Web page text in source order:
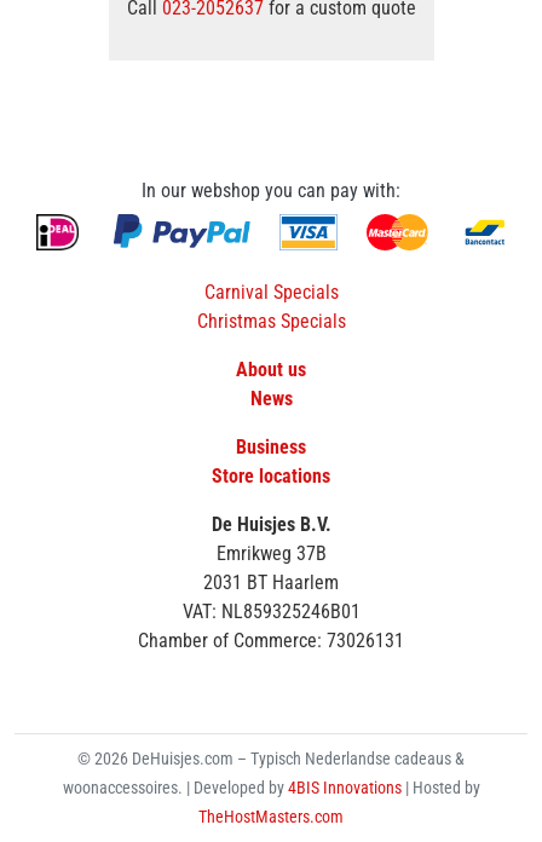
Call 023-2052637for a custom quote
In our webshop you can pay with:
Carnival Specials
Christmas Specials
About us
News
Business
Store locations
De Huisjes B.V.
Emrikweg 37B
2031 BT Haarlem
VAT: NL859325246B01
Chamber of Commerce: 73026131
© 2026 DeHuisjes.com – Typisch Nederlandse cadeaus &
woonaccessoires. | Developed by4BIS Innovations | Hosted by
TheHostMasters.com